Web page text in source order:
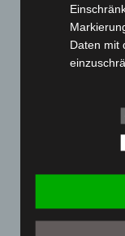
Daten mit
Profiling
besteht,
Aspekte,
beziehen,
Aspekte